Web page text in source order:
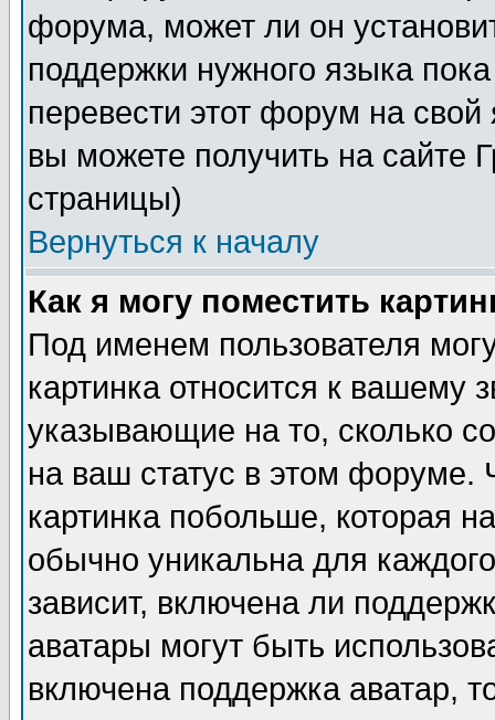
форума, может ли он
поддержки нужного языка
перевести этот форум на
вы можете получить на сайте
страницы)
Вернуться к началу
Как я могу поместить
Под именем пользователя
картинка относится к вашему
указывающие на то, сколько
на ваш статус в этом форуме.
картинка побольше, которая
обычно уникальна для
зависит, включена ли
аватары могут быть
включена поддержка аватар,